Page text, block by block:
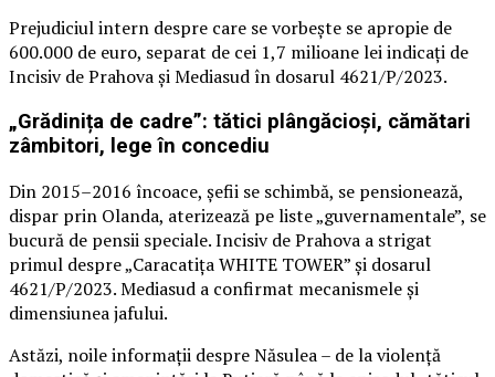
Prejudiciul intern despre care se vorbește se apropie de
600.000 de euro, separat de cei 1,7 milioane lei indicați de
Incisiv de Prahova și Mediasud în dosarul 4621/P/2023.
„Grădinița de cadre”: tătici plângăcioși, cămătari
zâmbitori, lege în concediu
Din 2015–2016 încoace, șefii se schimbă, se pensionează,
dispar prin Olanda, aterizează pe liste „guvernamentale”, se
bucură de pensii speciale. Incisiv de Prahova a strigat
primul despre „Caracatița WHITE TOWER” și dosarul
4621/P/2023. Mediasud a confirmat mecanismele și
dimensiunea jafului.
Astăzi, noile informații despre Năsulea – de la violență